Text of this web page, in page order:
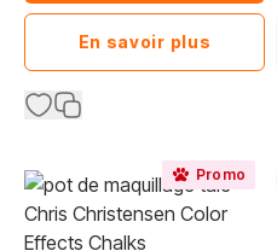
En savoir plus
Promo